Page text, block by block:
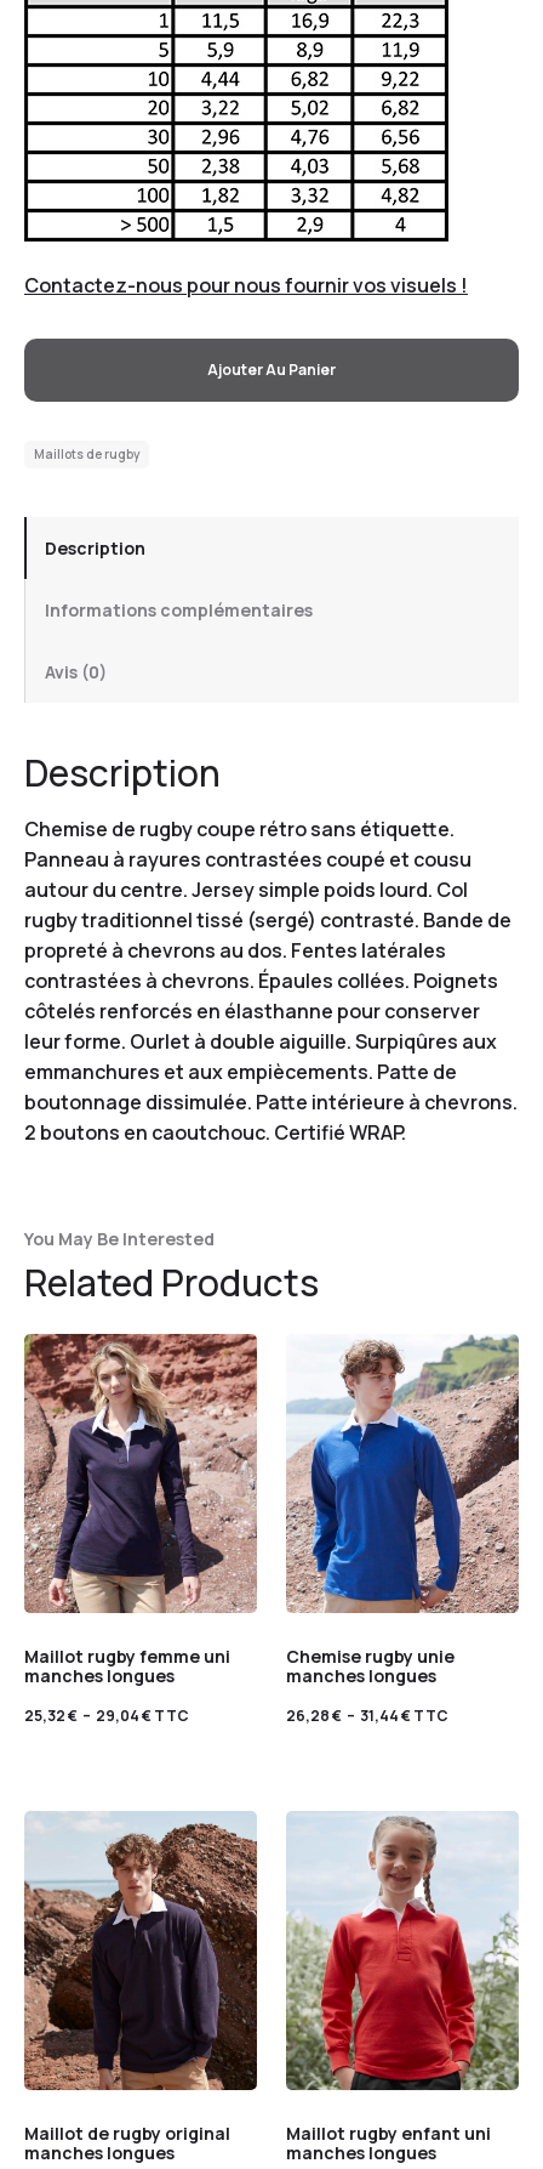
Contactez-nous pour nous fournir vos visuels !
Ajouter Au Panier
Maillots de rugby
Description
Informations complémentaires
Avis (0)
Description
Chemise de rugby coupe rétro sans étiquette.
Panneau à rayures contrastées coupé et cousu
autour du centre. Jersey simple poids lourd. Col
rugby traditionnel tissé (sergé) contrasté. Bande de
propreté à chevrons au dos. Fentes latérales
contrastées à chevrons. Épaules collées. Poignets
côtelés renforcés en élasthanne pour conserver
leur forme. Ourlet à double aiguille. Surpiqûres aux
emmanchures et aux empiècements. Patte de
boutonnage dissimulée. Patte intérieure à chevrons.
2 boutons en caoutchouc. Certifié WRAP.
You May Be Interested
Related Products
Maillot rugby femme uni
manches longues
25,32€ – 29,04€TTC
Chemise rugby unie
manches longues
26,28€ – 31,44€TTC
Maillot de rugby original
manches longues
Maillot rugby enfant uni
manches longues